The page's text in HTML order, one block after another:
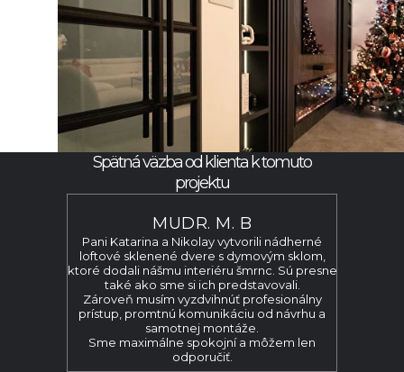
Pani Katarina a Nikolay vytvorili nádherné
loftové sklenené dvere s dymovým sklom,
ktoré dodali nášmu interiéru šmrnc. Sú presne
také ako sme si ich predstavovali.
Zároveň musím vyzdvihnúť profesionálny
prístup, promtnú komunikáciu od návrhu a
samotnej montáže.
Sme maximálne spokojní a môžem len
odporučiť.
MUDR. M. B
Spätná väzba od klienta k tomuto
projektu